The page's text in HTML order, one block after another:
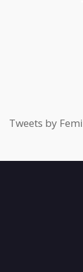
Tweets by